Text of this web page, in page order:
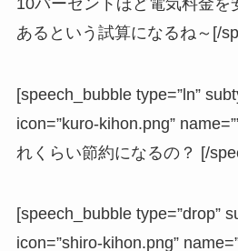
あるという試算になるね～[/
[speech_bubble type=”ln”
icon=”kuro-kihon.png”
れくらい節約になるの？ [/
[speech_bubble type=”drop”
icon=”shiro-kihon.png”